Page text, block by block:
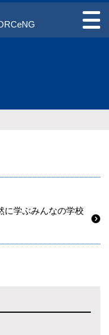
に学ぶみんなの学校